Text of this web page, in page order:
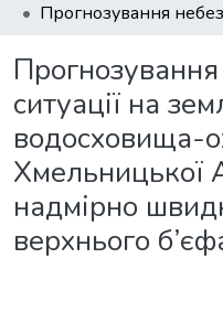
ситуації на
водосховища-
Хмельницької
надмірно
верхнього